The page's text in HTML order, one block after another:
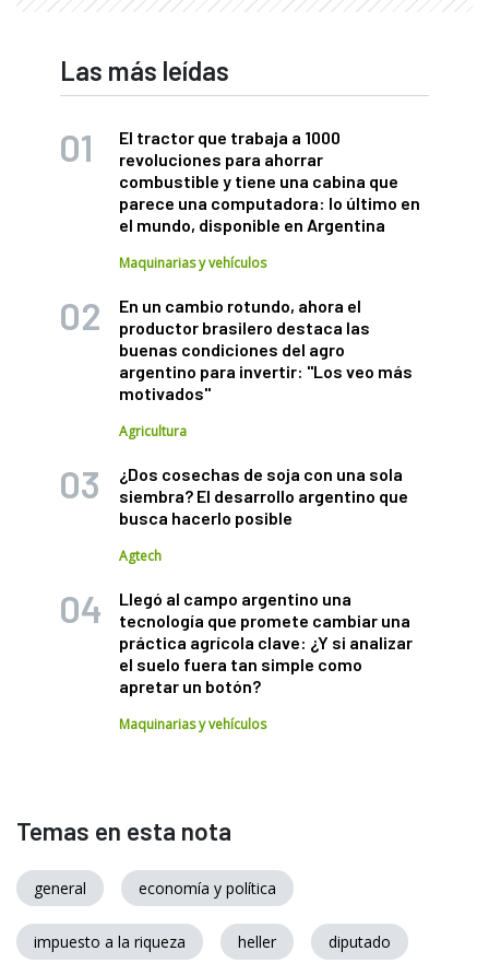
Las más leídas
El tractor que trabaja a 1000
revoluciones para ahorrar
combustible y tiene una cabina que
parece una computadora: lo último en
el mundo, disponible en Argentina
Maquinarias y vehículos
En un cambio rotundo, ahora el
productor brasilero destaca las
buenas condiciones del agro
argentino para invertir: "Los veo más
motivados"
Agricultura
¿Dos cosechas de soja con una sola
siembra? El desarrollo argentino que
busca hacerlo posible
Agtech
Llegó al campo argentino una
tecnología que promete cambiar una
práctica agrícola clave: ¿Y si analizar
el suelo fuera tan simple como
apretar un botón?
Maquinarias y vehículos
Temas en esta nota
general economía y política
impuesto a la riqueza heller diputado